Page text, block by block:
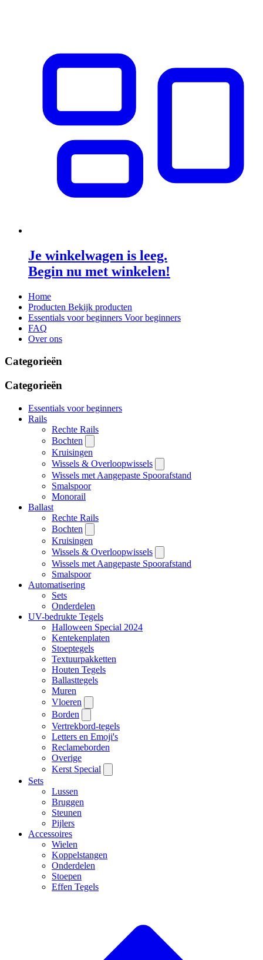
Je winkelwagen is leeg.
Begin nu met winkelen!
Home
Producten Bekijk producten
Essentials voor beginners Voor beginners
FAQ
Over ons
Categorieën
Categorieën
Essentials voor beginners
Rails
Rechte Rails
Bochten
Kruisingen
Wissels & Overloopwissels
Wissels met Aangepaste Spoorafstand
Smalspoor
Monorail
Ballast
Rechte Rails
Bochten
Kruisingen
Wissels & Overloopwissels
Wissels met Aangepaste Spoorafstand
Smalspoor
Automatisering
Sets
Onderdelen
UV-bedrukte Tegels
Halloween Special 2024
Kentekenplaten
Stoeptegels
Textuurpakketten
Houten Tegels
Ballasttegels
Muren
Vloeren
Borden
Vertrekbord-tegels
Letters en Emoji's
Reclameborden
Overige
Kerst Special
Sets
Lussen
Bruggen
Steunen
Pijlers
Accessoires
Wielen
Koppelstangen
Onderdelen
Stoepen
Effen Tegels